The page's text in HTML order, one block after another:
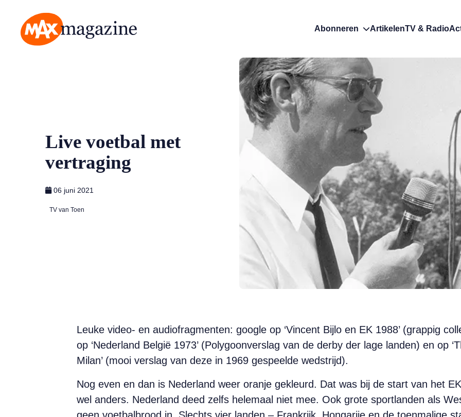
Abonneren ArtikelenTV & Radio
Live voetbal met
vertraging
06 juni 2021
TV van Toen
Leuke video- en audiofragmenten: google op ‘Vincent Bijlo en EK 1988’ (grappig
op ‘Nederland België 1973’ (Polygoonverslag van de derby der lage landen) en op
Milan’ (mooi verslag van deze in 1969 gespeelde wedstrijd).
Nog even en dan is Nederland weer oranje gekleurd. Dat was bij de start van het
wel anders. Nederland deed zelfs helemaal niet mee. Ook grote sportlanden als